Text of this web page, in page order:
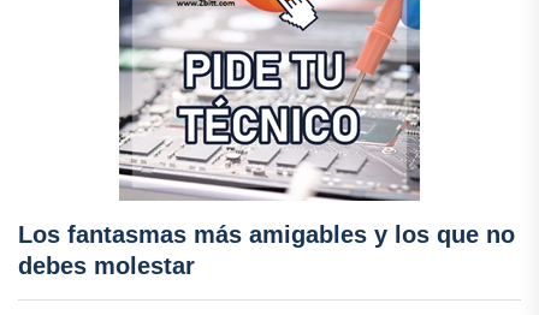
Los fantasmas más amigables y los que no
debes molestar